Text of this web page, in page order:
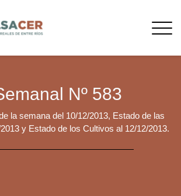
Nº 583
la semana del 10/12/2013, Estado de las
y Estado de los Cultivos al 12/12/2013.